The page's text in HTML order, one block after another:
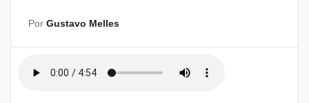
Por Gustavo Melles